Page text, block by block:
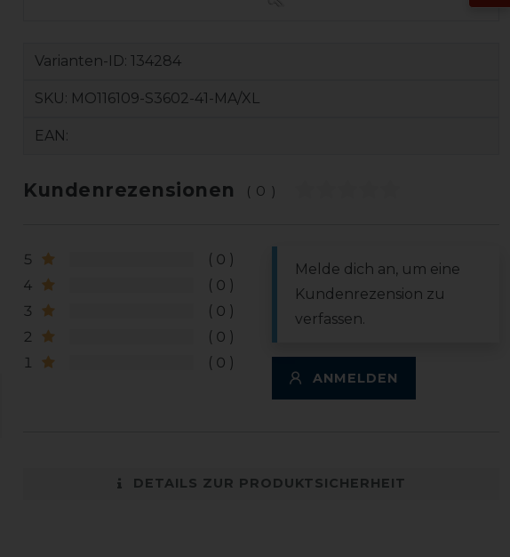
Varianten-ID: 134284
SKU: MO116109-S3602-41-MA/XL
EAN:
Kundenrezensionen (0)
5
0
4
0
3
0
2
0
1
0
Melde dich an, um eine
Kundenrezension zu
verfassen.
ANMELDEN
DETAILS ZUR PRODUKTSICHERHEIT